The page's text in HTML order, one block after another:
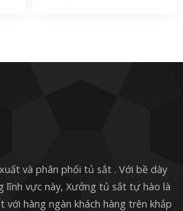
và phân phối tủ sắt . Với bề dày
lĩnh vực này, Xưởng tủ sắt tự hào là
hàng ngàn khách hàng trên khắp